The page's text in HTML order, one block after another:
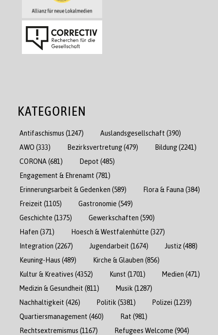
KATEGORIEN
Antifaschismus (1247) Auslandsgesellschaft (390)
AWO (333) Bezirksvertretung(479) Bildung(2241)
CORONA (681) Depot (485)
Engagement & Ehrenamt (781)
Erinnerungsarbeit & Gedenken (589) Flora & Fauna (384)
Freizeit (1105) Gastronomie (549)
Geschichte (1375) Gewerkschaften (590)
Hafen (371) Hoesch & Westfalenhütte (327)
Integration (2267) Jugendarbeit (1674) Justiz(488)
Keuning-Haus (489) Kirche & Glauben (856)
Kultur & Kreatives (4352) Kunst (1701) Medien (471)
Medizin & Gesundheit (811) Musik (1287)
Nachhaltigkeit (426) Politik (5381) Polizei (1239)
Quartiersmanagement (460) Rat (981)
Rechtsextremismus (1167) Refugees Welcome (904)